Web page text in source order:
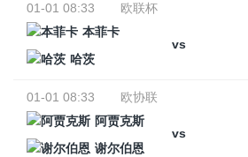
01-01 08:33
欧联杯
本菲卡
vs
哈茨
01-01 08:33
欧协联
阿贾克斯
vs
谢尔伯恩